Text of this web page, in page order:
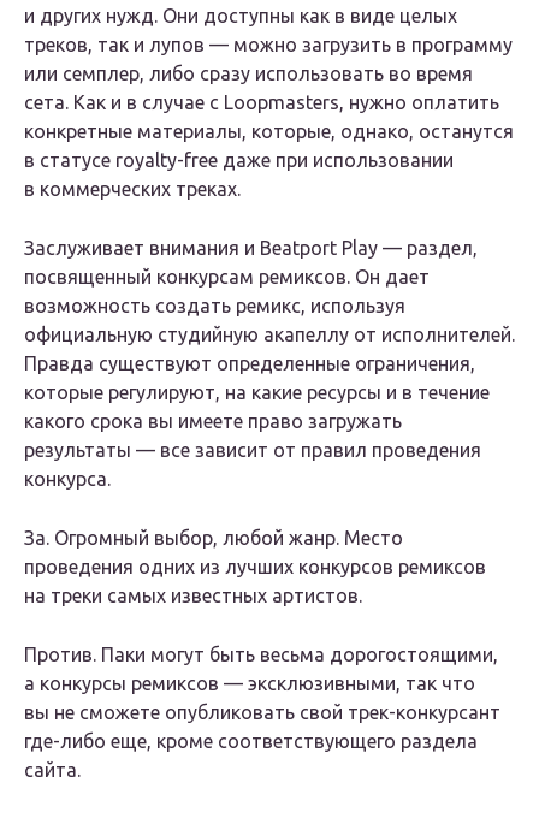
и других нужд. Они доступны как в виде целых
треков, так и лупов — можно загрузить в программу
или семплер, либо сразу использовать во время
сета. Как и в случае с Loopmasters, нужно оплатить
конкретные материалы, которые, однако, останутся
в статусе royalty-free даже при использовании
в коммерческих треках.
Заслуживает внимания и Beatport Play — раздел,
посвященный конкурсам ремиксов. Он дает
возможность создать ремикс, используя
официальную студийную акапеллу от исполнителей.
Правда существуют определенные ограничения,
которые регулируют, на какие ресурсы и в течение
какого срока вы имеете право загружать
результаты — все зависит от правил проведения
конкурса.
За. Огромный выбор, любой жанр. Место
проведения одних из лучших конкурсов ремиксов
на треки самых известных артистов.
Против. Паки могут быть весьма дорогостоящими,
а конкурсы ремиксов — эксклюзивными, так что
вы не сможете опубликовать свой трек-конкурсант
где-либо еще, кроме соответствующего раздела
сайта.